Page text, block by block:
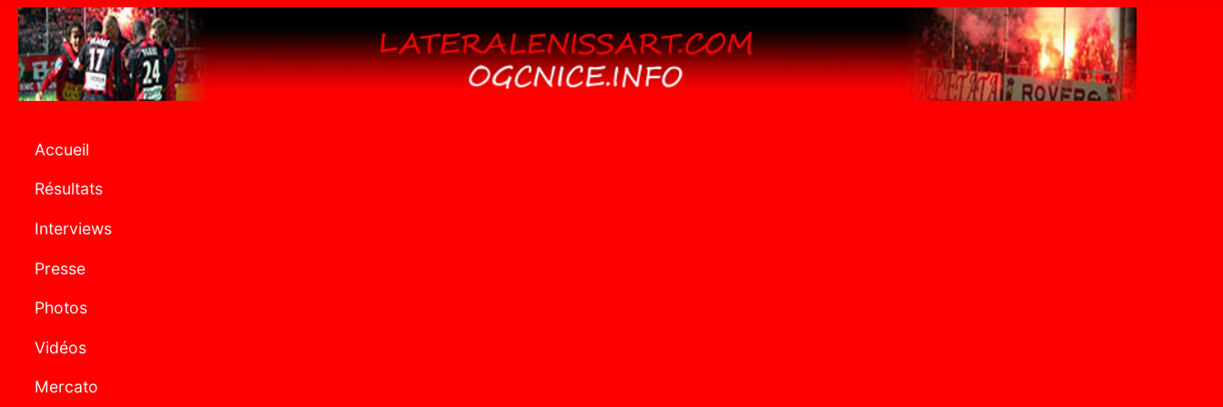
Accueil
Résultats
Interviews
Presse
Photos
Vidéos
Mercato